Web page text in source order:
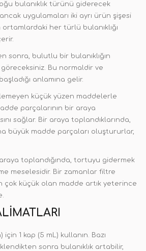
bulanıklık türünü giderecek
uygulamaları iki ayrı ürün şişesi
her türlü bulanıklığı
sonra, bulutlu bir bulanıklığın
göreceksiniz. Bu normaldir ve
anlamına gelir.
küçük yüzen maddelerle
parçalarının bir araya
sağlar. Bir araya toplandıklarında,
büyük madde parçaları oluştururlar,
toplandığında, tortuyu gidermek
meselesidir. Bir zamanlar filtre
çok küçük olan madde artık yeterince
1 kap (5 mL) kullanın. Bazı
sonra bulanıklık artabilir,